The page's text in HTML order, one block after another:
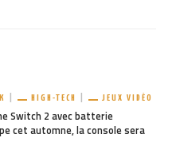
HIGH-TECH JEUX VIDÉO
Switch 2 avec batterie
cet automne, la console sera